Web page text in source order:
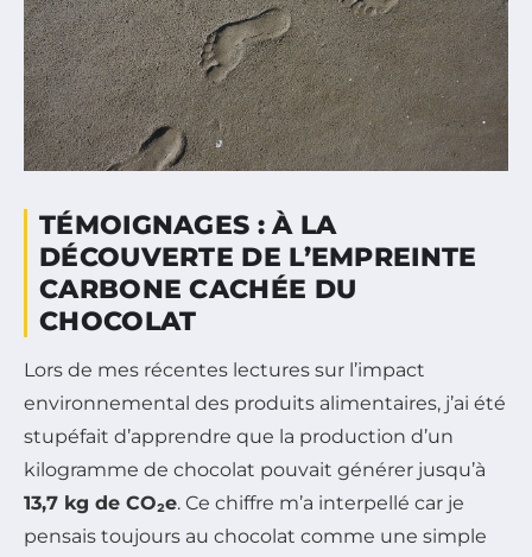
TÉMOIGNAGES : À LA
DÉCOUVERTE DE L’EMPREINTE
CARBONE CACHÉE DU
CHOCOLAT
Lors de mes récentes lectures sur l’impact
environnemental des produits alimentaires, j’ai été
stupéfait d’apprendre que la production d’un
kilogramme de chocolat pouvait générer jusqu’à
13,7 kg de CO₂e. Ce chiffre m’a interpellé car je
pensais toujours au chocolat comme une simple